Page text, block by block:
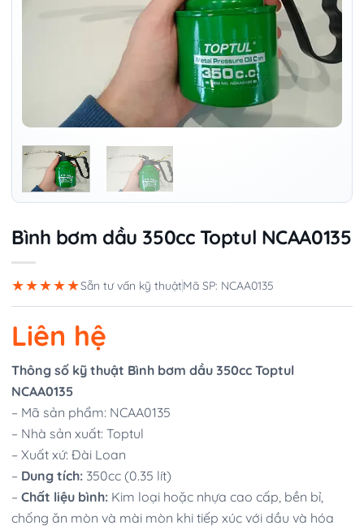
Bình bơm dầu 350cc Toptul NCAA0135
★★★★★Sẵn tư vấn kỹ thuậtMã SP: NCAA0135
Liên hệ
Thông số kỹ thuật Bình bơm dầu 350cc Toptul
NCAA0135
– Mã sản phẩm: NCAA0135
– Nhà sản xuất: Toptul
– Xuất xứ: Đài Loan
– Dung tích: 350cc (0.35 lít)
– Chất liệu bình: Kim loại hoặc nhựa cao cấp, bền bỉ,
chống ăn mòn và mài mòn khi tiếp xúc với dầu và hóa